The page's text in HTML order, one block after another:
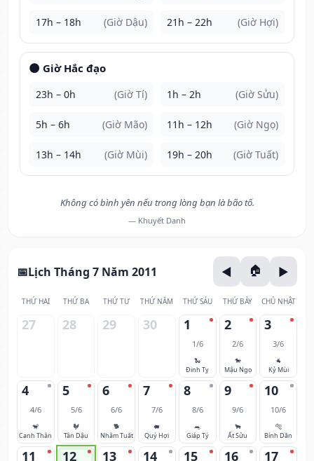
17h – 18h (Giờ Dậu) 21h – 22h (Giờ Hợi)
🌑 Giờ Hắc đạo
23h – 0h (Giờ Tí) 1h – 2h (Giờ Sửu)
5h – 6h (Giờ Mão) 11h – 12h (Giờ Ngọ)
13h – 14h (Giờ Mùi) 19h – 20h (Giờ Tuất)
Không có bình yên nếu trong lòng bạn là bão tố.
— Khuyết Danh
Lịch Tháng 7 Năm 2011
THỨ HAI THỨ BA THỨ TƯ THỨ NĂM THỨ SÁU THỨ BẢY CHỦ NHẬT
27 28 29 30 1
1/6
🐍
Đinh Tỵ
2
2/6
🐎
Mậu Ngọ
3
3/6
🐐
Kỷ Mùi
4
4/6
🐒
Canh Thân
5
5/6
🐓
Tân Dậu
6
6/6
🐕
Nhâm Tuất
7
7/6
🐖
Quý Hợi
8
8/6
🐀
Giáp Tý
9
9/6
🐂
Ất Sửu
10
10/6
🐅
Bính Dần
11 12 13 14 15 16 17